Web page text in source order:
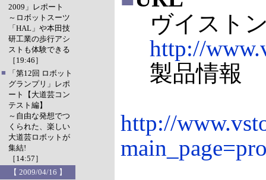
2009」レポート
～ロボットスーツ
「HAL」や本田技
研工業の歩行アシ
ストも体験できる
［19:46］
■
「第12回 ロボット
グランプリ」レポ
ート【大道芸コン
テスト編】
～自由な発想でつ
くられた、楽しい
大道芸ロボットが
集結!
［14:57］
【 2009/04/16 】
ヴイスト
http://
製品情報
http://